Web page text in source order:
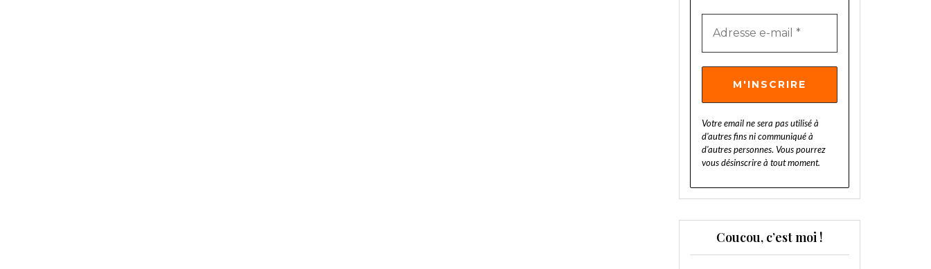
Votre email ne sera pas utilisé à
d'autres fins ni communiqué à
d'autres personnes. Vous pourrez
vous désinscrire à tout moment.
Coucou, c’est moi !